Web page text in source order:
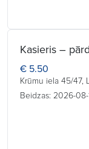
Kasieris –
€ 5.50
Krūmu iela 45/47,
Beidzas: 2026-08-